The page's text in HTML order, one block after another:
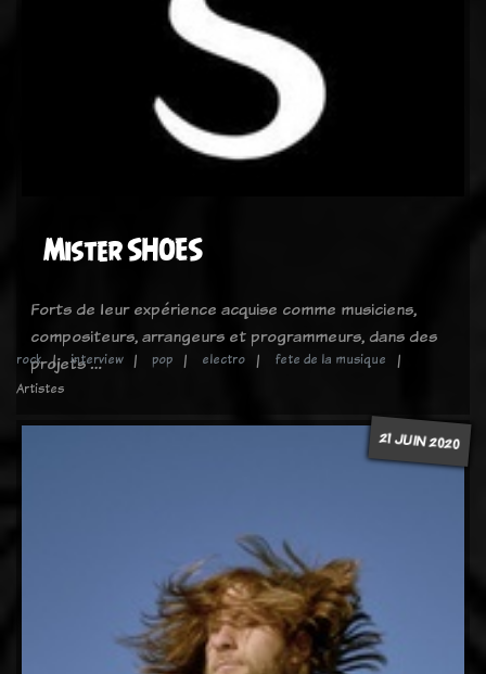
Mister SHOES
Forts de leur expérience acquise comme musiciens,
compositeurs, arrangeurs et programmeurs, dans des
projets …
rock interview pop electro
fete de la musique
Artistes
21 JUIN 2020